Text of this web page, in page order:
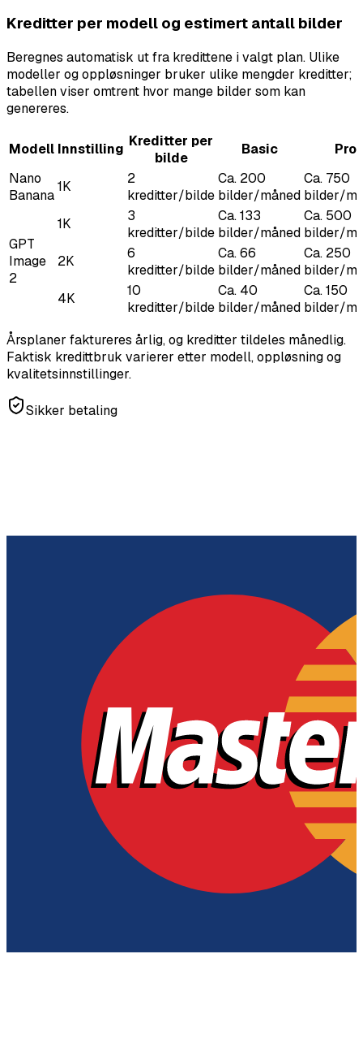
Kreditter per modell og estimert antall bilder
Beregnes automatisk ut fra kredittene i valgt plan. Ulike
modeller og oppløsninger bruker ulike mengder kreditter;
tabellen viser omtrent hvor mange bilder som kan
genereres.
Modell Innstilling Kreditter per
bilde
Basic
Pro
Nano
Banana
1K
2
kreditter/bilde
Ca. 200
bilder/måned
Ca. 750
bilder/
GPT
Image
2
1K
3
kreditter/bilde
Ca. 133
bilder/måned
Ca. 500
bilder/
2K
6
kreditter/bilde
Ca. 66
bilder/måned
Ca. 250
bilder/
4K
10
kreditter/bilde
Ca. 40
bilder/måned
Ca. 150
bilder/
Årsplaner faktureres årlig, og kreditter tildeles månedlig.
Faktisk kredittbruk varierer etter modell, oppløsning og
kvalitetsinnstillinger.
Sikker betaling